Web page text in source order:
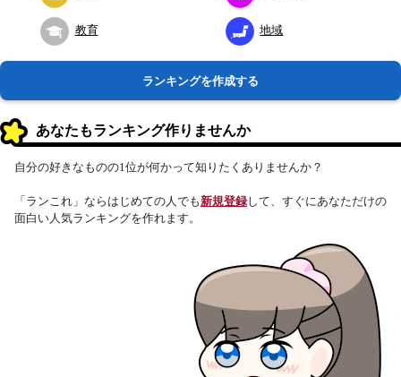
教育 地域
ランキングを作成する
あなたもランキング作りませんか
自分の好きなものの1位が何かって知りたくありませんか？
「ランこれ」ならはじめての人でも新規登録して、すぐにあなただけの
面白い人気ランキングを作れます。